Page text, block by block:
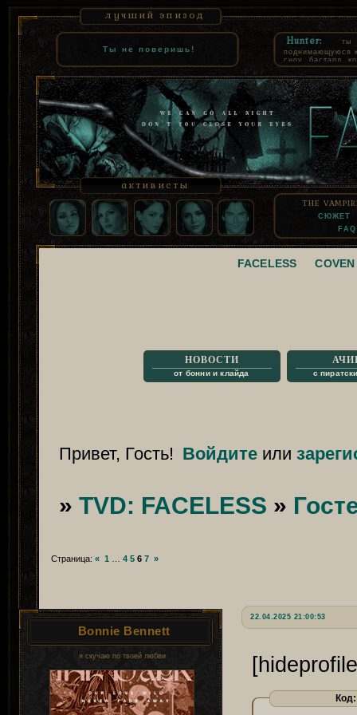
лучший эпизод
Ты не поверишь!
Hunter:
ты
поднимающуюся
сноу, бастард,
как комнатная
суть, взять
которое все
узурпацию.
помнил только
продал свою
активисты
THE
СЮЖЕТ
FAQ
FACELESS COVEN
НОВОСТИ
от бонни и клайда с
Привет, Гость! Войдитеили
» TVD: FACELESS »
Страница: « 1 4 5 6 7 »
22.04.2025 21:00:53
Bonnie Bennett
я скучаю по твоей любви
Код: